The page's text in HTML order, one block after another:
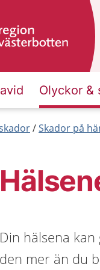
Olyckor &
Skador på
Din hälsena
den mer än du